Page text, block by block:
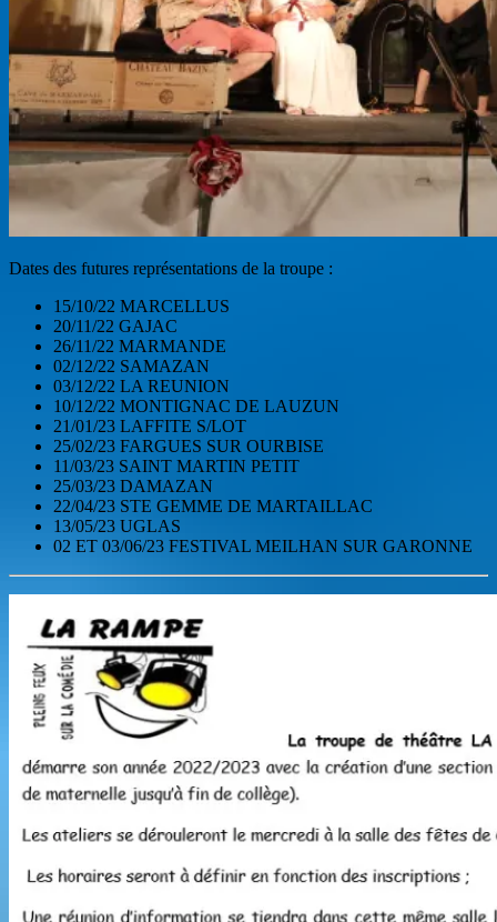
Dates des futures représentations de la troupe :
15/10/22 MARCELLUS
20/11/22 GAJAC
26/11/22 MARMANDE
02/12/22 SAMAZAN
03/12/22 LA REUNION
10/12/22 MONTIGNAC DE LAUZUN
21/01/23 LAFFITE S/LOT
25/02/23 FARGUES SUR OURBISE
11/03/23 SAINT MARTIN PETIT
25/03/23 DAMAZAN
22/04/23 STE GEMME DE MARTAILLAC
13/05/23 UGLAS
02 ET 03/06/23 FESTIVAL MEILHAN SUR GARONNE